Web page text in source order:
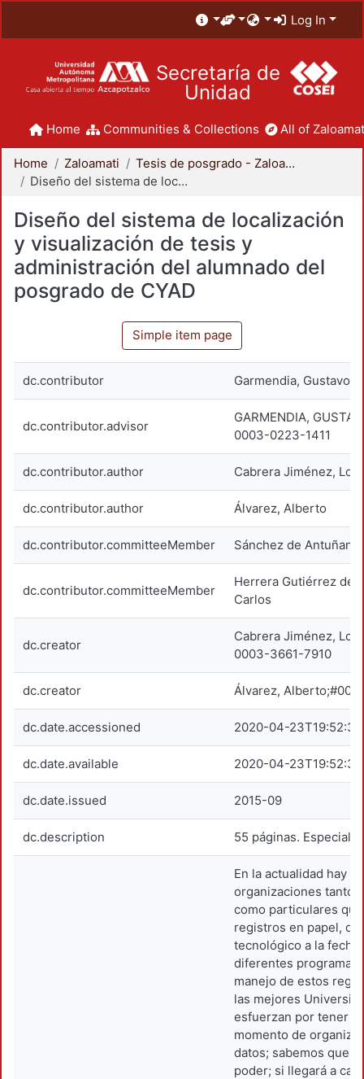
Log In
Secretaría de
Unidad
Home Communities & Collections All of
Home Zaloamati
Tesis de posgrado - Zaloamati
Diseño del sistema de localización y visualización de tesis y administración del alumnado del posgrado de CYAD
Diseño del sistema de localización
y visualización de tesis y
administración del alumnado del
posgrado de CYAD
Simple item page
dc.contributor Garmendia, Gustavo
dc.contributor.advisor
GARMENDIA,
0003-0223-1411
dc.contributor.author Cabrera Jiménez,
dc.contributor.author Álvarez, Alberto
dc.contributor.committeeMember Sánchez de
dc.contributor.committeeMember
Herrera Gutiérrez de
Carlos
dc.creator
Cabrera Jiménez,
0003-3661-7910
dc.creator Álvarez,
dc.date.accessioned 2020-04-
dc.date.available 2020-04-
dc.date.issued 2015-09
dc.description 55 páginas.
En la actualidad hay
organizaciones tanto
como particulares
registros en papel,
tecnológico a la fecha
diferentes programas
manejo de estos
las mejores
esfuerzan por tener
momento de
datos; sabemos que
poder; si llegará a